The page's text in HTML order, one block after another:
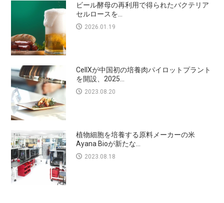
ビール酵母の再利用で得られたバクテリア
セルロースを...
2026.01.19
CellXが中国初の培養肉パイロットプラント
を開設、2025...
2023.08.20
植物細胞を培養する原料メーカーの米
Ayana Bioが新たな...
2023.08.18